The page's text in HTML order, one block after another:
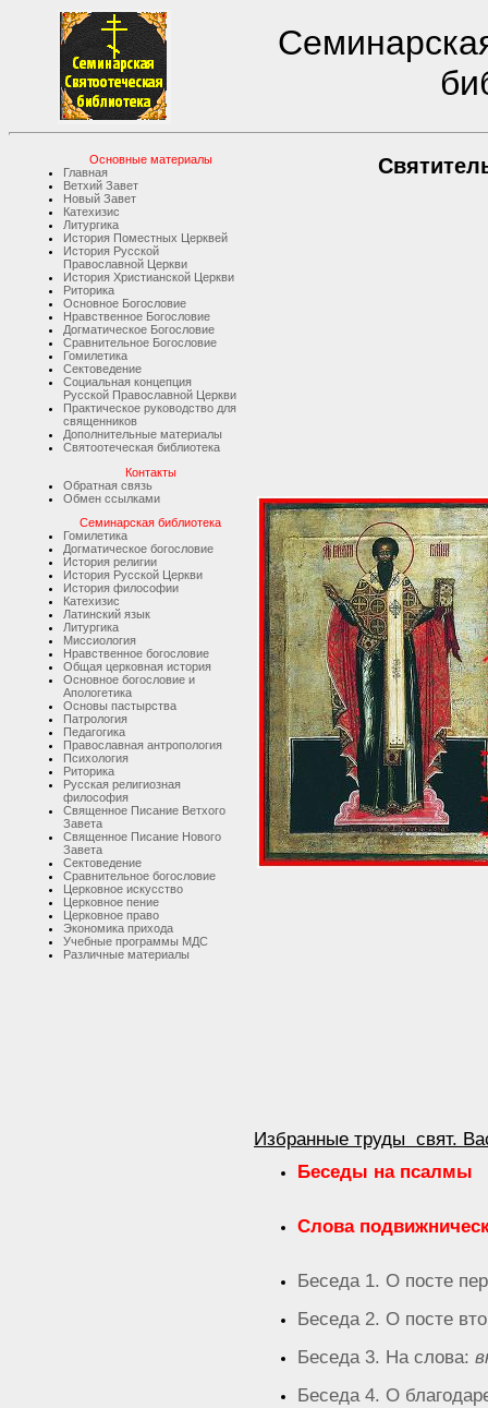
Основные материалы
Главная
Ветхий Завет
Новый Завет
Катехизис
Литургика
История Поместных Церквей
История Русской
Православной Церкви
История Христианской Церкви
Риторика
Основное Богословие
Нравственное Богословие
Догматическое Богословие
Сравнительное Богословие
Гомилетика
Сектоведение
Социальная концепция
Русской Православной Церкви
Практическое руководство для
священников
Дополнительные материалы
Святоотеческая библиотека
Контакты
Обратная связь
Обмен ссылками
Семинарская библиотека
Гомилетика
Догматическое богословие
История религии
История Русской Церкви
История философии
Катехизис
Латинский язык
Литургика
Миссиология
Нравственное богословие
Общая церковная история
Основное богословие и
Апологетика
Основы пастырства
Патрология
Педагогика
Православная антропология
Психология
Риторика
Русская религиозная
философия
Священное Писание Ветхого
Завета
Священное Писание Нового
Завета
Сектоведение
Сравнительное богословие
Церковное искусство
Церковное пение
Церковное право
Экономика прихода
Учебные программы МДС
Различные материалы
Избранные труды свят.
Беседы на псалмы
Слова
Беседа 1. О посте
Беседа 2. О посте
Беседа 3. На слова:
Беседа 4. О